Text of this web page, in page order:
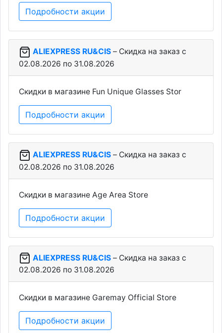
Подробности акции
ALIEXPRESS RU&CIS – Скидка на заказ c
02.08.2026 по 31.08.2026
Скидки в магазине Fun Unique Glasses Stor
Подробности акции
ALIEXPRESS RU&CIS – Скидка на заказ c
02.08.2026 по 31.08.2026
Скидки в магазине Age Area Store
Подробности акции
ALIEXPRESS RU&CIS – Скидка на заказ c
02.08.2026 по 31.08.2026
Скидки в магазине Garemay Official Store
Подробности акции